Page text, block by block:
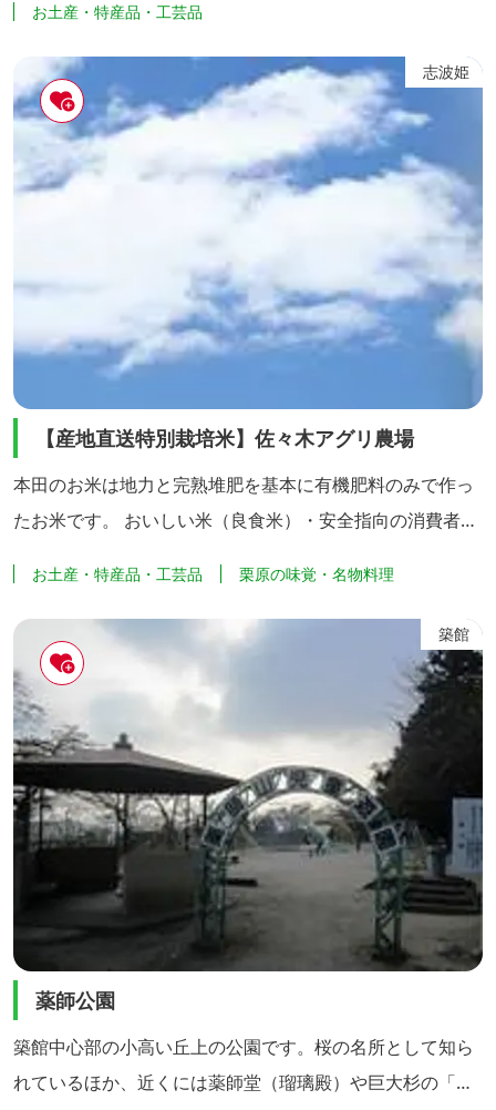
「くりはら陶芸展」は、多くの陶芸ファンが訪れる栗原の
一大イベントです。
お土産・特産品・工芸品
志波姫
【産地直送特別栽培米】佐々木アグリ農場
本田のお米は地力と完熟堆肥を基本に有機肥料のみで作っ
たお米です。 おいしい米（良食米）・安全指向の消費者の
作りに取り組んでいます。 農薬は除草剤一回（3成分）の
みの使用で、殺菌剤、殺虫剤は一切使用しておりません。
薬剤のかわりに木酢液・アルコール・「ファイトオーツ
ー」などを葉面散布しております。稲本来の生命力と大自
然の力をフルに活用す...
お土産・特産品・工芸品 栗原の味覚・名物料理
築館
薬師公園
築館中心部の小高い丘上の公園です。桜の名所として知ら
れているほか、近くには薬師堂（瑠璃殿）や巨大杉の「姥